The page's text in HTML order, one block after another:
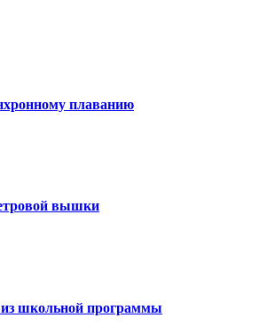
плаванию
вышки
из школьной программы